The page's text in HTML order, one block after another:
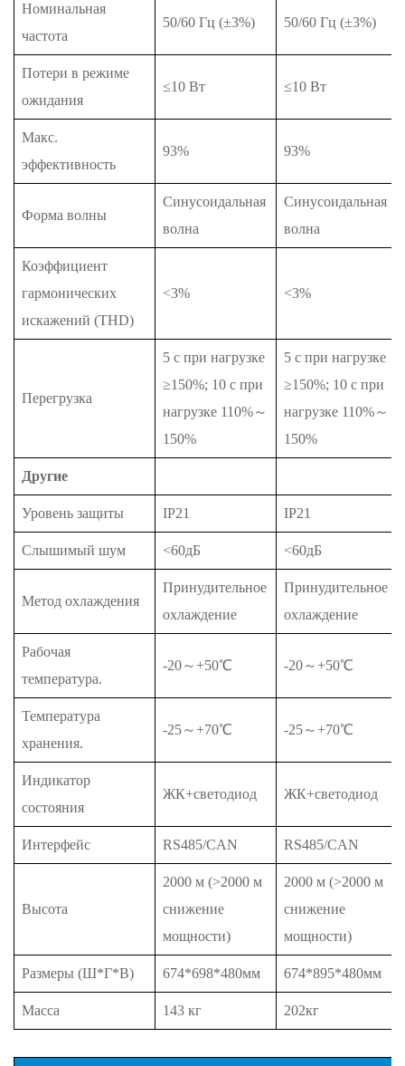
Номинальная
частота
50/60 Гц (±3%) 50/60 Гц (±3%)
Потери в режиме
ожидания
≤10 Вт ≤10 Вт
Макс.
эффективность
93% 93%
Форма волны
Синусоидальная
волна
Синусоидальная
волна
Коэффициент
гармонических
искажений (THD)
<3% <3%
Перегрузка
5 с при нагрузке
≥150%; 10 с при
нагрузке 110%～
150%
5 с при нагрузке
≥150%; 10 с при
нагрузке 110%～
150%
Другие
Уровень защиты IP21 IP21
Слышимый шум <60дБ <60дБ
Метод охлаждения
Принудительное
охлаждение
Принудительное
охлаждение
Рабочая
температура.
-20～+50℃ -20～+50℃
Температура
хранения.
-25～+70℃ -25～+70℃
Индикатор
состояния
ЖК+светодиод ЖК+светодиод
Интерфейс RS485/CAN RS485/CAN
Высота
2000 м (>2000 м
снижение
мощности)
2000 м (>2000 м
снижение
мощности)
Размеры (Ш*Г*В) 674*698*480мм 674*895*480мм
Масса 143 кг 202кг